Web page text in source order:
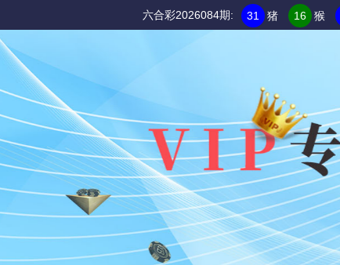
六合彩2026084期: 31 猪 16 猴